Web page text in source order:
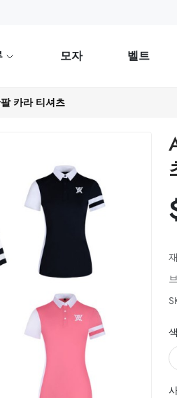
모자 벨트
카라 티셔츠